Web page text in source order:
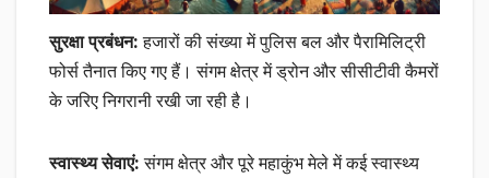
सुरक्षा प्रबंधन:हजारों की संख्या में पुलिस बल और पैरामिलिट्री
फोर्स तैनात किए गए हैं। संगम क्षेत्र में ड्रोन और सीसीटीवी कैमरों
के जरिए निगरानी रखी जा रही है।
स्वास्थ्य सेवाएं: संगम क्षेत्र और पूरे महाकुंभ मेले में कई स्वास्थ्य